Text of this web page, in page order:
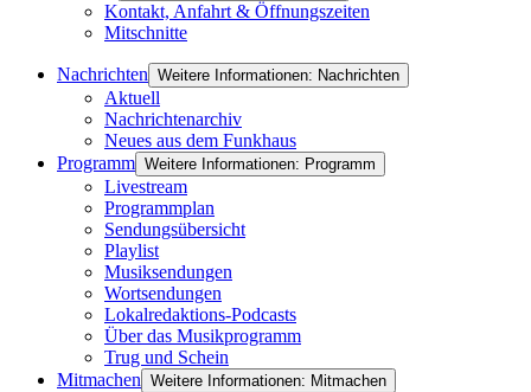
Kontakt, Anfahrt & Öffnungszeiten
Mitschnitte
Nachrichten Weitere Informationen: Nachrichten
Aktuell
Nachrichtenarchiv
Neues aus dem Funkhaus
Programm Weitere Informationen: Programm
Livestream
Programmplan
Sendungsübersicht
Playlist
Musiksendungen
Wortsendungen
Lokalredaktions-Podcasts
Über das Musikprogramm
Trug und Schein
Mitmachen Weitere Informationen: Mitmachen